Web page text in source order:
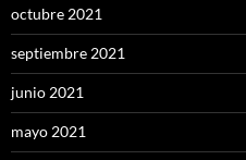
octubre 2021
septiembre 2021
junio 2021
mayo 2021